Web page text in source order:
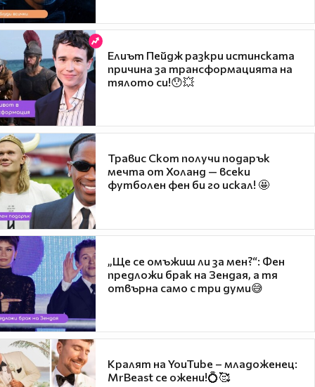
Елиът Пейдж разкри истинската
причина за трансформацията на
тялото си!😯💥
Травис Скот получи подарък
мечта от Холанд — всеки
футболен фен би го искал! 🤩
„Ще се омъжиш ли за мен?“: Фен
предложи брак на Зендая, а тя
отвърна само с три думи😅
Кралят на YouTube – младоженец:
MrBeast се ожени!💍🥰